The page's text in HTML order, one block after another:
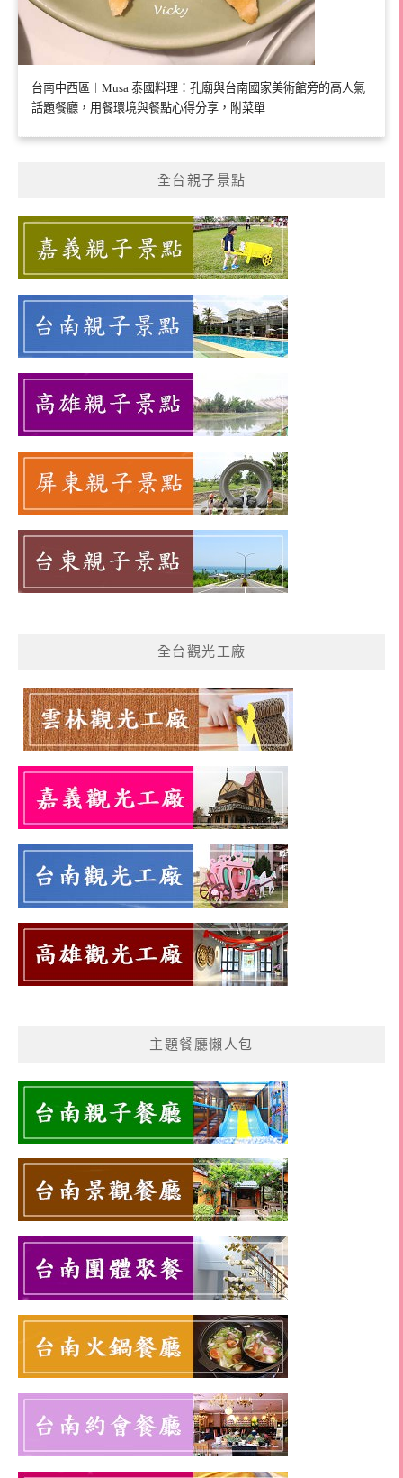
台南中西區︱Musa 泰國料理：孔廟與台南國家美術館旁的高人氣
話題餐廳，用餐環境與餐點心得分享，附菜單
全台親子景點
全台觀光工廠
主題餐廳懶人包